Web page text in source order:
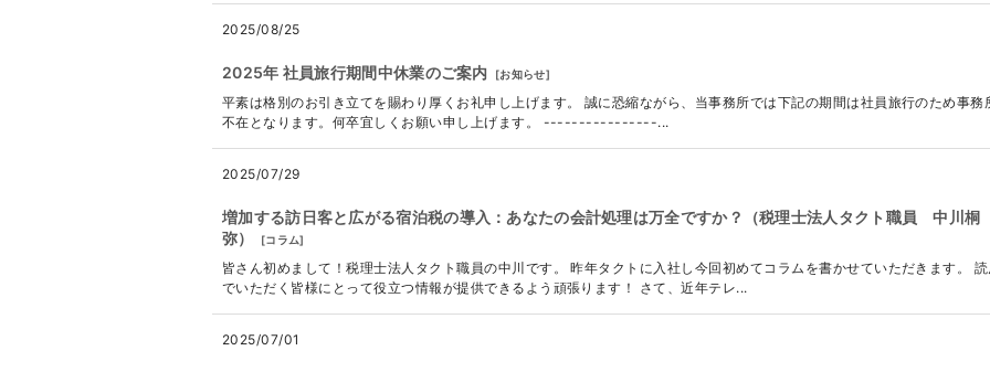
2025/08/25
2025年 社員旅行期間中休業のご案内 [お知らせ]
平素は格別のお引き立てを賜わり厚くお礼申し上げます。 誠に恐縮ながら、当事務所では下記の期間は社員旅行のため事務
不在となります。何卒宜しくお願い申し上げます。 ----------------...
2025/07/29
増加する訪日客と広がる宿泊税の導入：あなたの会計処理は万全ですか？（税理士法人タクト職員 中川桐
弥）
[コラム]
皆さん初めまして！税理士法人タクト職員の中川です。 昨年タクトに入社し今回初めてコラムを書かせていただきます。 読
でいただく皆様にとって役立つ情報が提供できるよう頑張ります！ さて、近年テレ...
2025/07/01